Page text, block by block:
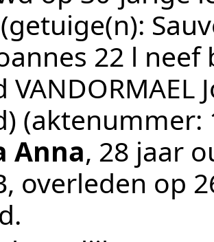
(getuige(n):
22 l
VANDORMAEL
) (aktenummer:
Anna, 28 jaar
, overleden op